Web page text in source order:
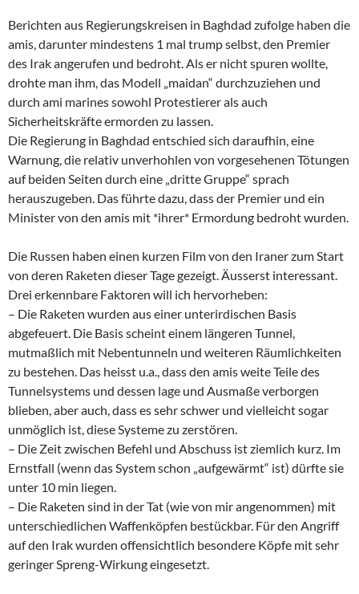
Berichten aus Regierungskreisen in Baghdad zufolge haben die
amis, darunter mindestens 1 mal trump selbst, den Premier
des Irak angerufen und bedroht. Als er nicht spuren wollte,
drohte man ihm, das Modell „maidan“ durchzuziehen und
durch ami marines sowohl Protestierer als auch
Sicherheitskräfte ermorden zu lassen.
Die Regierung in Baghdad entschied sich daraufhin, eine
Warnung, die relativ unverhohlen von vorgesehenen Tötungen
auf beiden Seiten durch eine „dritte Gruppe“ sprach
herauszugeben. Das führte dazu, dass der Premier und ein
Minister von den amis mit *ihrer* Ermordung bedroht wurden.
Die Russen haben einen kurzen Film von den Iraner zum Start
von deren Raketen dieser Tage gezeigt. Äusserst interessant.
Drei erkennbare Faktoren will ich hervorheben:
– Die Raketen wurden aus einer unterirdischen Basis
abgefeuert. Die Basis scheint einem längeren Tunnel,
mutmaßlich mit Nebentunneln und weiteren Räumlichkeiten
zu bestehen. Das heisst u.a., dass den amis weite Teile des
Tunnelsystems und dessen lage und Ausmaße verborgen
blieben, aber auch, dass es sehr schwer und vielleicht sogar
unmöglich ist, diese Systeme zu zerstören.
– Die Zeit zwischen Befehl und Abschuss ist ziemlich kurz. Im
Ernstfall (wenn das System schon „aufgewärmt“ ist) dürfte sie
unter 10 min liegen.
– Die Raketen sind in der Tat (wie von mir angenommen) mit
unterschiedlichen Waffenköpfen bestückbar. Für den Angriff
auf den Irak wurden offensichtlich besondere Köpfe mit sehr
geringer Spreng-Wirkung eingesetzt.